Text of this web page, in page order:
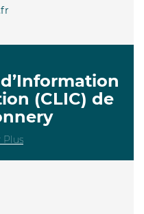
(CLIC) de
Plus